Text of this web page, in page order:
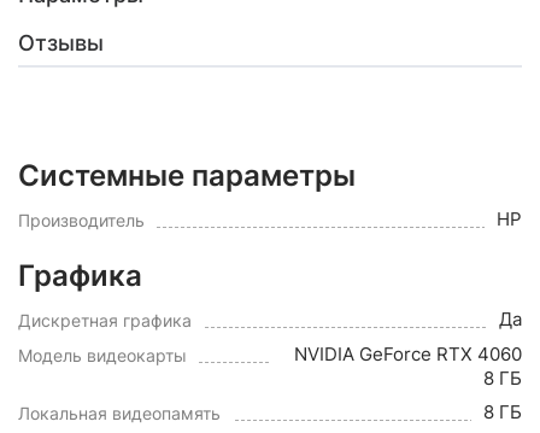
Отзывы
Системные параметры
Производитель HP
Графика
Дискретная графика Да
Модель видеокарты
NVIDIA GeForce RTX 4060
8 ГБ
Локальная видеопамять 8 ГБ